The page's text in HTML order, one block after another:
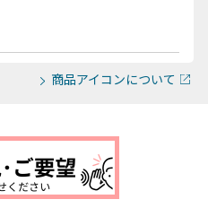
商品アイコンについて